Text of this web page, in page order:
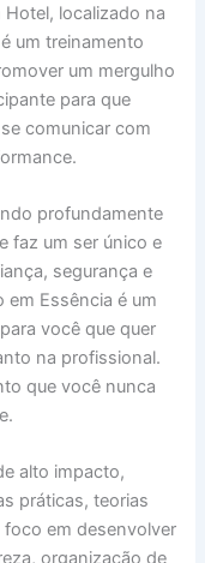
localizado na
um treinamento
um mergulho
para que
comunicar com
profundamente
faz um ser único e
segurança e
Essência é um
você que quer
na profissional.
que você nunca
alto impacto,
práticas, teorias
em desenvolver
organização de